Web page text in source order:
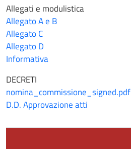
Allegati e modulistica
Allegato A e B
Allegato C
Allegato D
Informativa
DECRETI
nomina_commissione_signed.pdf
D.D. Approvazione atti